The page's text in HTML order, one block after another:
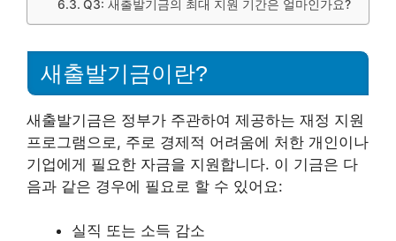
Q3: 새출발기금의 최대 지원 기간은 얼마인가요?
새출발기금이란?
새출발기금은 정부가 주관하여 제공하는 재정 지원
프로그램으로, 주로 경제적 어려움에 처한 개인이나
기업에게 필요한 자금을 지원합니다. 이 기금은 다
음과 같은 경우에 필요로 할 수 있어요:
실직 또는 소득 감소